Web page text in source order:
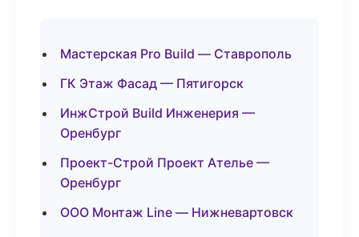
Мастерская Pro Build — Ставрополь
ГК Этаж Фасад — Пятигорск
ИнжСтрой Build Инженерия —
Оренбург
Проект-Строй Проект Ателье —
Оренбург
ООО Монтаж Line — Нижневартовск